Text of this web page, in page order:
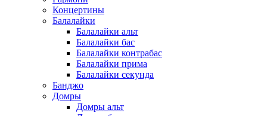
Концертины
Балалайки
Балалайки альт
Балалайки бас
Балалайки контрабас
Балалайки прима
Балалайки секунда
Банджо
Домры
Домры альт